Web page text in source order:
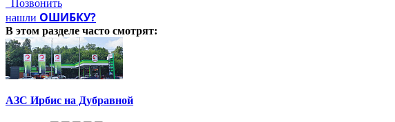
Позвонить
нашли ОШИБКУ?
В этом разделе часто смотрят:
АЗС Ирбис на Дубравной